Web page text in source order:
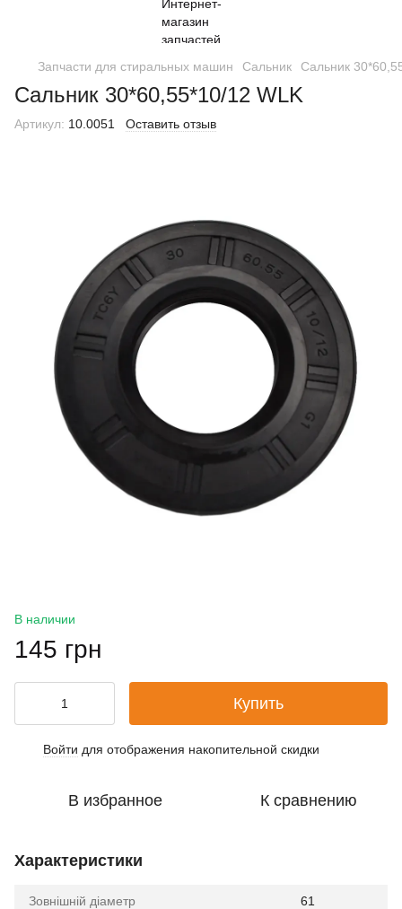
Запчасти для стиральных машин Сальник Сальник
Сальник 30*60,55*10/12 WLK
Артикул: 10.0051 Оставить отзыв
В наличии
145 грн
Купить
Войти для отображения накопительной скидки
В избранное К сравнению
Характеристики
Зовнішній діаметр 61